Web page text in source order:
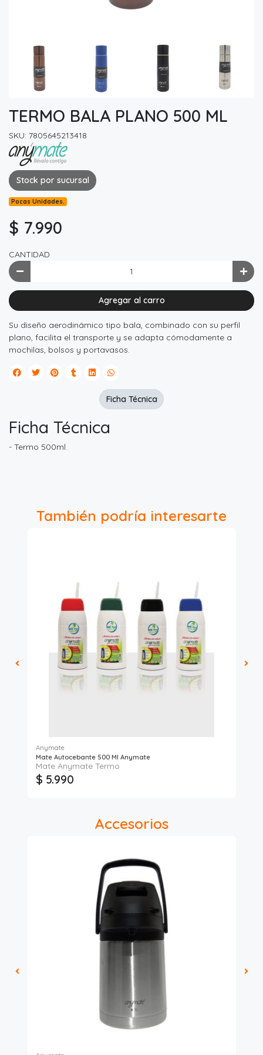
TERMO BALA PLANO 500 ML
SKU: 7805645213418
Stock por sucursal
Pocas Unidades.
$ 7.990
CANTIDAD
Agregar al carro
Su diseño aerodinámico tipo bala, combinado con su perfil
plano, facilita el transporte y se adapta cómodamente a
mochilas, bolsos y portavasos.
Ficha Técnica
- Termo 500ml.
Ficha Técnica
También podría interesarte
Anymate
Mate Autocebante 500 Ml Anymate
Mate Anymate Termo
$ 5.990
Accesorios